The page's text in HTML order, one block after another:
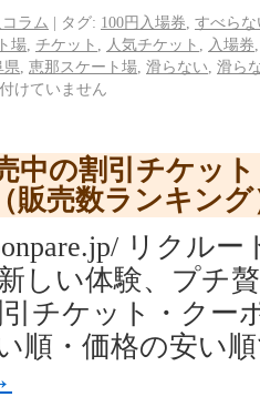
ラム | タグ: 100円入場券 すべらな
場 チケット 人気チケット 入場券
県 恵那スケート場 滑らない 滑ら
けていません
中の割引チケッ
販売数ランキン
リクル
しい体験、プチ
チケット・クー
順・価格の安い